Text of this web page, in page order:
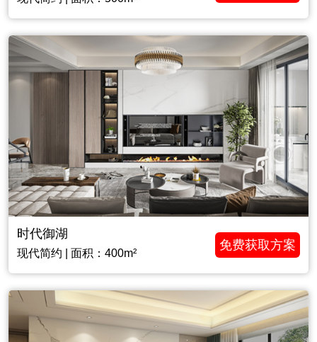
时代御湖
现代简约 | 面积：400m²
免费获取方案